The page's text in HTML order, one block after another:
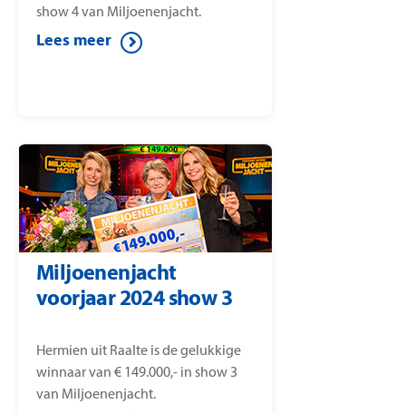
show 4 van Miljoenenjacht.
Lees meer
Miljoenenjacht
voorjaar 2024 show 3
Hermien uit Raalte is de gelukkige
winnaar van € 149.000,- in show 3
van Miljoenenjacht.